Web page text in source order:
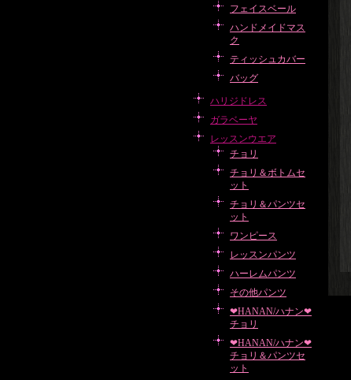
フェイスベール
ハンドメイドマス
ク
ティッシュカバー
バッグ
ハリジドレス
ガラベーヤ
レッスンウエア
チョリ
チョリ＆ボトムセ
ット
チョリ＆パンツセ
ット
ワンピース
レッスンパンツ
ハーレムパンツ
その他パンツ
❤HANAN/ハナン❤
チョリ
❤HANAN/ハナン❤
チョリ＆パンツセ
ット